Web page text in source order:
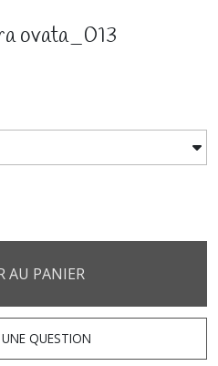
ovata_013
AU PANIER
QUESTION